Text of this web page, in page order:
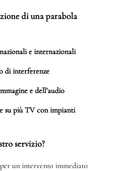
di una parabola
e internazionali
di interferenze
e dell’audio
su più TV con impianti
servizio?
per un intervento immediato